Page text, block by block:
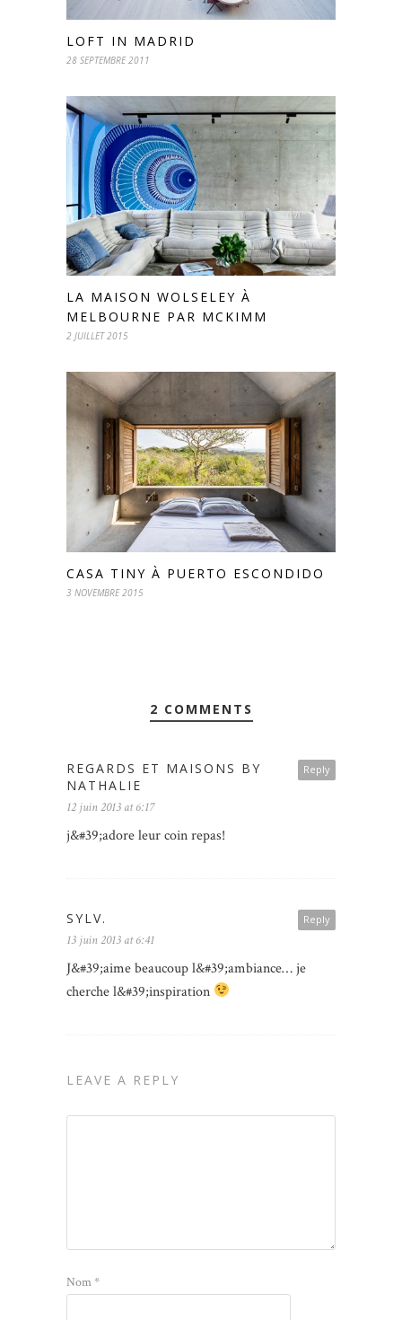
LOFT IN MADRID
28 SEPTEMBRE 2011
LA MAISON WOLSELEY À
MELBOURNE PAR MCKIMM
2 JUILLET 2015
CASA TINY À PUERTO ESCONDIDO
3 NOVEMBRE 2015
2 COMMENTS
Reply
REGARDS ET MAISONS BY
NATHALIE
12 juin 2013 at 6:17
j&#39;adore leur coin repas!
Reply
SYLV.
13 juin 2013 at 6:41
J&#39;aime beaucoup l&#39;ambiance… je
cherche l&#39;inspiration
LEAVE A REPLY
Nom*